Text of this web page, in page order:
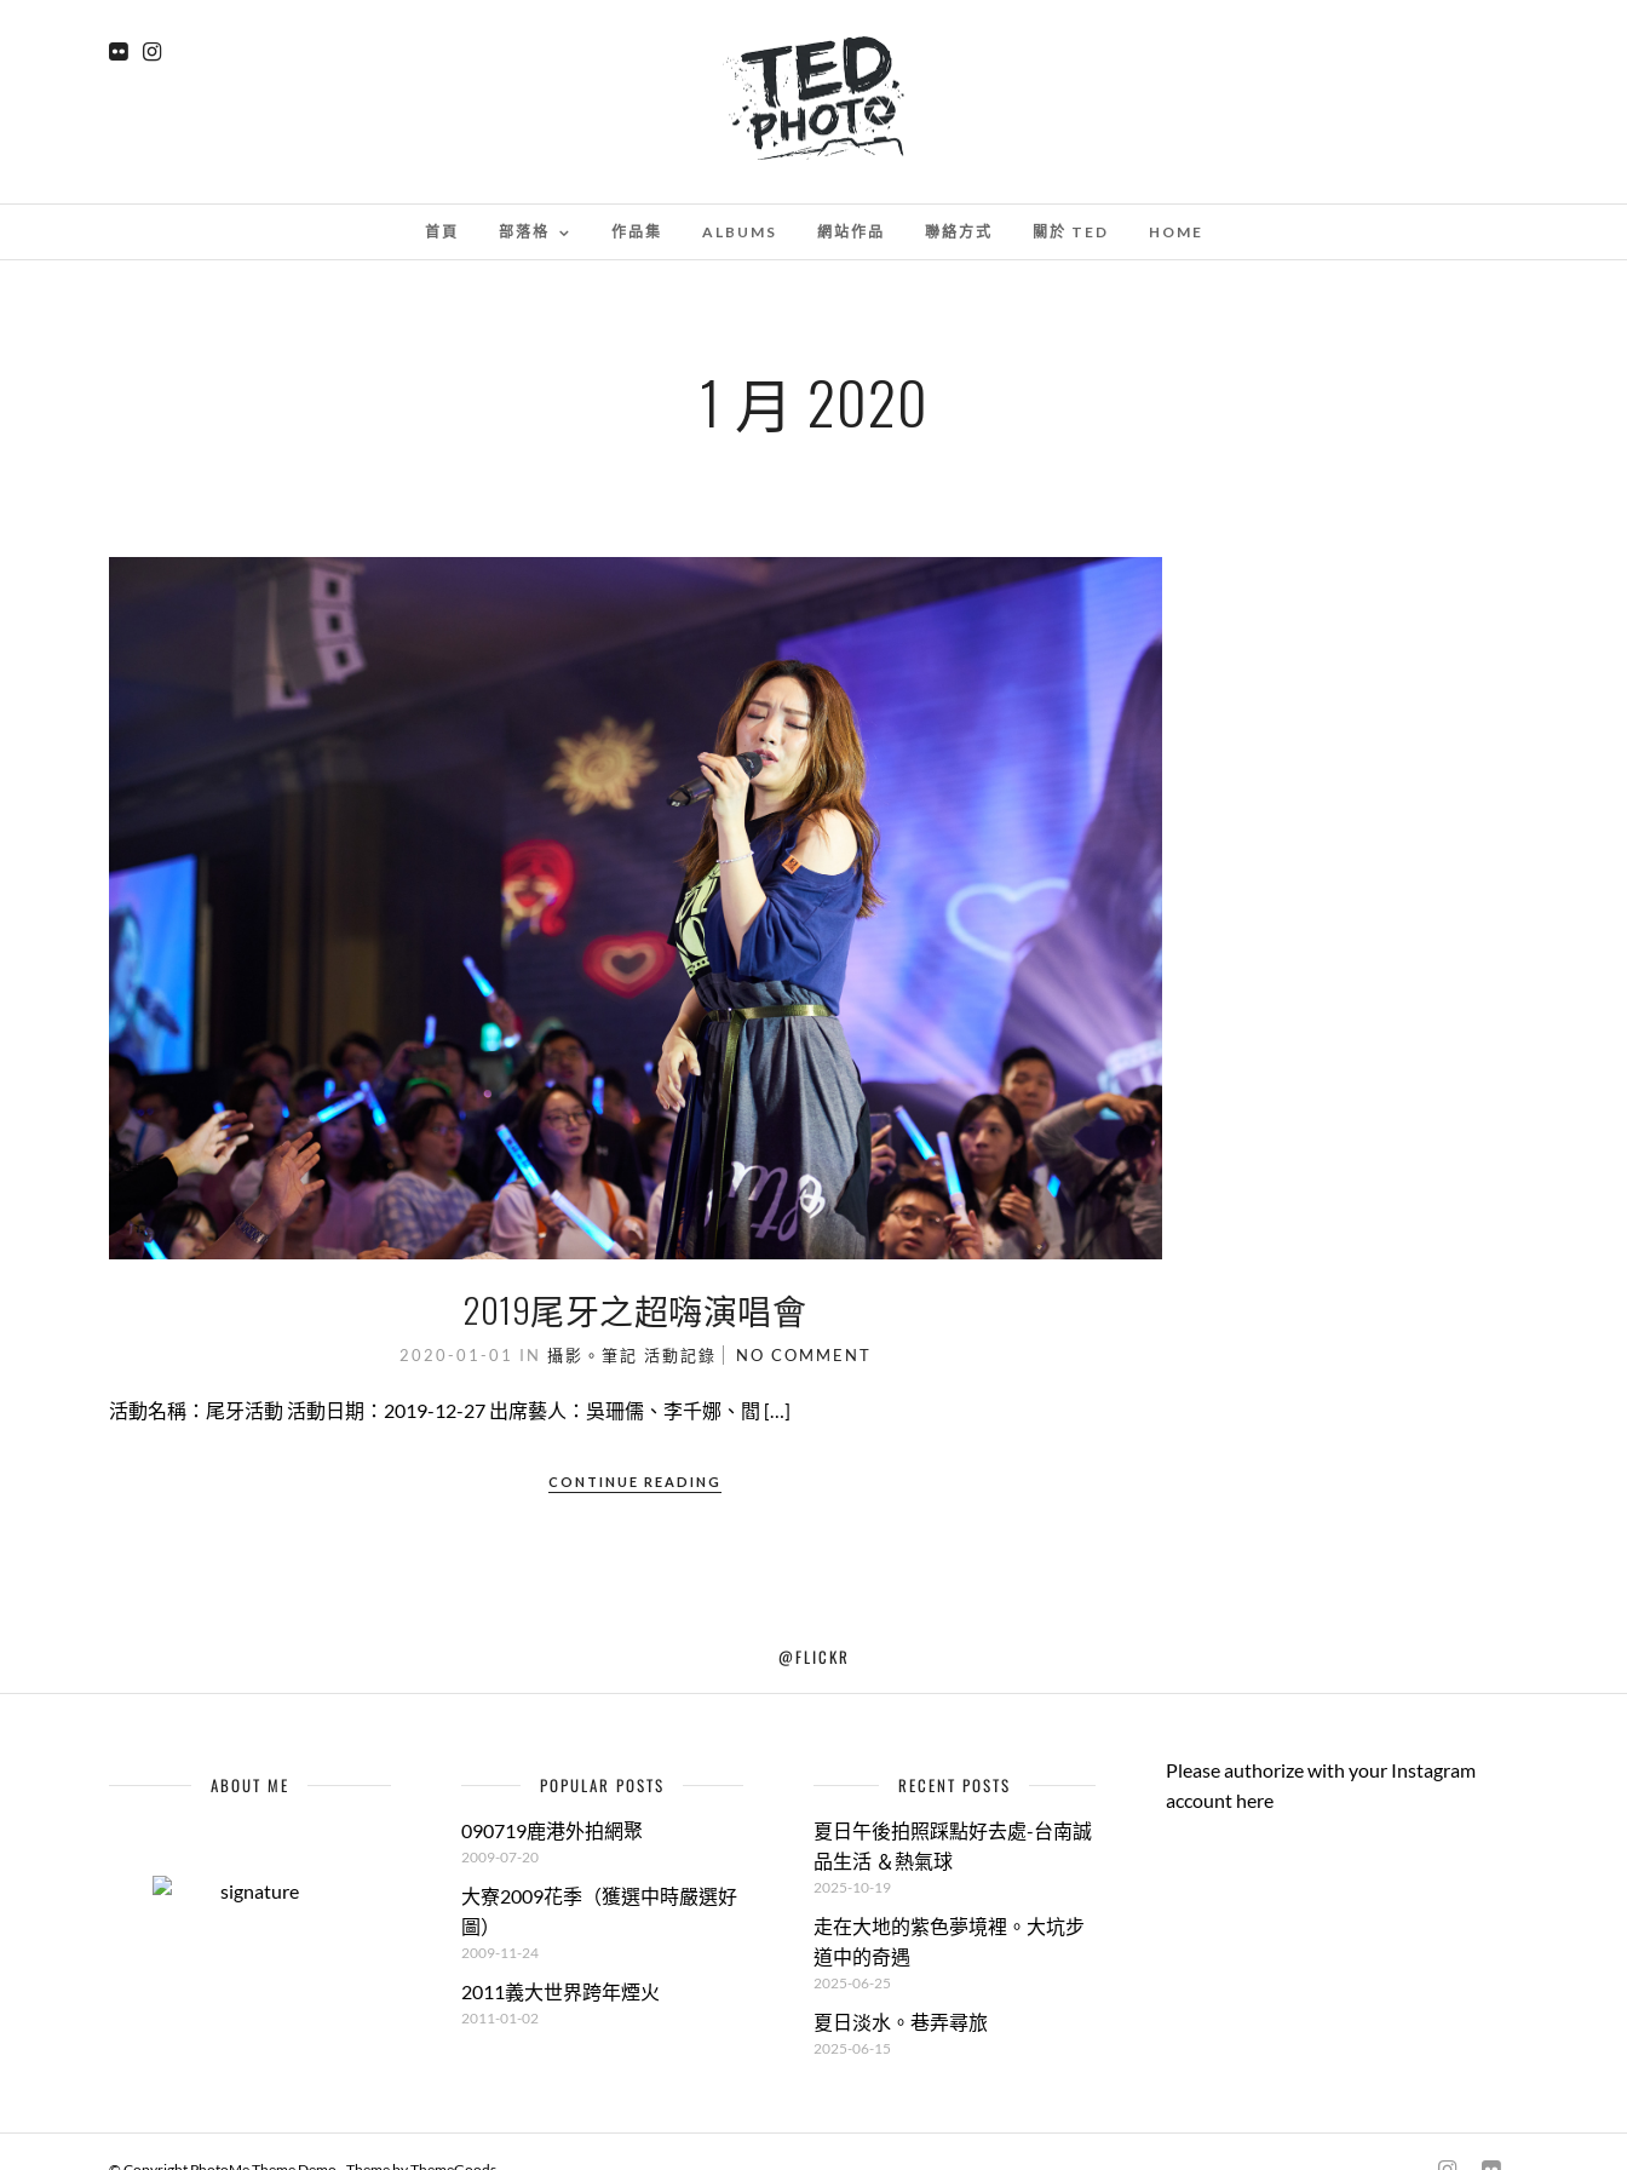
首頁 部落格 作品集 ALBUMS 網站作品 聯絡方式 關於 TED HOME
1 月 2020
2019尾牙之超嗨演唱會
2020-01-01 IN 攝影。筆記 活動記錄 NO COMMENT
活動名稱：尾牙活動 活動日期：2019-12-27 出席藝人：吳珊儒、李千娜、閻 […]
CONTINUE READING
@FLICKR
ABOUT ME POPULAR POSTS
090719鹿港外拍網聚
2009-07-20
大寮2009花季（獲選中時嚴選好
圖）
2009-11-24
2011義大世界跨年煙火
2011-01-02
RECENT POSTS
夏日午後拍照踩點好去處-台南誠
品生活 ＆熱氣球
2025-10-19
走在大地的紫色夢境裡。大坑步
道中的奇遇
2025-06-25
夏日淡水。巷弄尋旅
2025-06-15
Please authorize with your Instagram
account here